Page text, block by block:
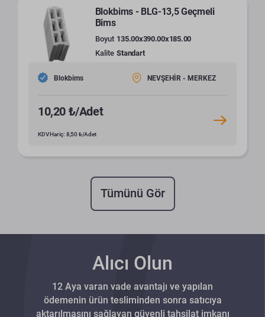
Blokbims - BLG-13,5 Geçmeli
Bims
Boyut 135.00x390.00x185.00
Kalite Standart
Blokbims NEVŞEHİR - MERKEZ
10,20 ₺/Adet
KDV Hariç: 8,50 ₺/Adet
Tümünü Gör
Alıcı Olun
12 Aya varan vade avantajı ve yapılan
ödemenin ürün tesliminden sonra satıcıya
aktarılmasını sağlayan güvenli tahsilat imkanı